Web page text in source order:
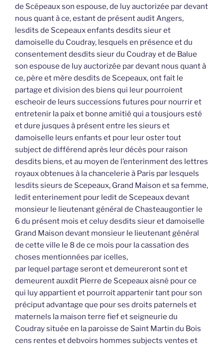
de Scépeaux son espouse, de luy auctorizée par devant
nous quant à ce, estant de présent audit Angers,
lesdits de Scepeaux enfants desdits sieur et
damoiselle du Coudray, lesquels en présence et du
consentement desdits sieur du Coudray et de Balue
son espouse de luy auctorizée par devant nous quant à
ce, père et mère desdits de Scepeaux, ont fait le
partage et division des biens qui leur pourroient
escheoir de leurs successions futures pour nourrir et
entretenir la paix et bonne amitié qui a tousjours esté
et dure jusques à présent entre les sieurs et
damoiselle leurs enfants et pour leur oster tout
subject de différend après leur décès pour raison
desdits biens, et au moyen de l’enterinment des lettres
royaux obtenues à la chancelerie à Paris par lesquels
lesdits sieurs de Scepeaux, Grand Maison et sa femme,
ledit enterinement pour ledit de Scepeaux devant
monsieur le lieutenant général de Chasteaugontier le
6 du présent mois et celuy desdits sieur et damoiselle
Grand Maison devant monsieur le lieutenant général
de cette ville le 8 de ce mois pour la cassation des
choses mentionnées par icelles,
par lequel partage seront et demeureront sont et
demeurent auxdit Pierre de Scepeaux aisné pour ce
qui luy appartient et pourroit appartenir tant pour son
préciput advantage que pour ses droits paternels et
maternels la maison terre fief et seigneurie du
Coudray située en la paroisse de Saint Martin du Bois
cens rentes et debvoirs hommes subjects ventes et